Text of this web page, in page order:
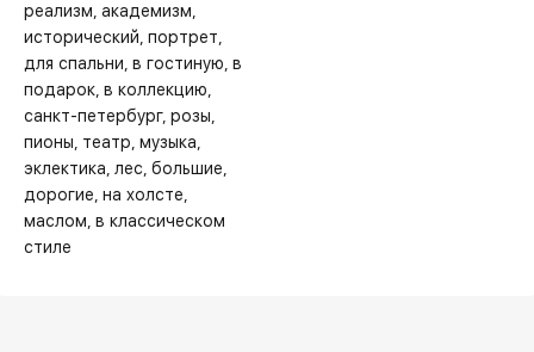
реализм академизм
исторический портрет
для спальни в гостиную в
подарок в коллекцию
санкт-петербург розы
пионы театр музыка
эклектика лес большие
дорогие на холсте
маслом в классическом
стиле